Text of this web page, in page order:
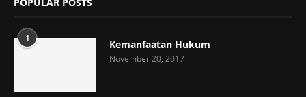
1 Kemanfaatan Hukum
November 20, 2017